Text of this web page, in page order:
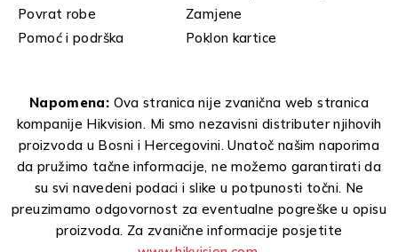
Povrat robe
Zamjene
Pomoć i podrška
Poklon kartice
Napomena: Ova stranica nije zvanična web stranica
kompanije Hikvision. Mi smo nezavisni distributer njihovih
proizvoda u Bosni i Hercegovini. Unatoč našim naporima
da pružimo tačne informacije, ne možemo garantirati da
su svi navedeni podaci i slike u potpunosti točni. Ne
preuzimamo odgovornost za eventualne pogreške u opisu
proizvoda. Za zvanične informacije posjetite